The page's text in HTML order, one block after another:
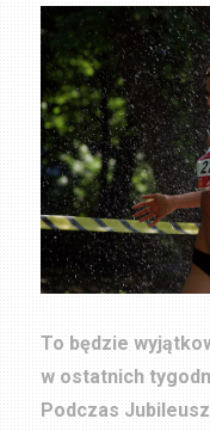
To będzie
w ostatnich
Podczas